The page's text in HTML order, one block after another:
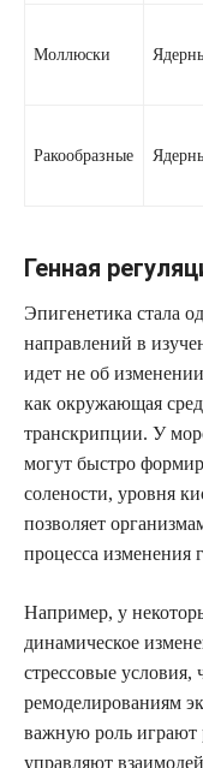
Моллюски
Ракообразные
Генная
Эпигенетика стала
направлений в
идет не об
как окружающая
транскрипции. У
могут быстро
солености, уровня
позволяет
процесса изменения
Например, у
динамическое
стрессовые
ремоделированиям
важную роль играют
управляют